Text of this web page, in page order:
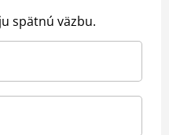
spätnú väzbu.